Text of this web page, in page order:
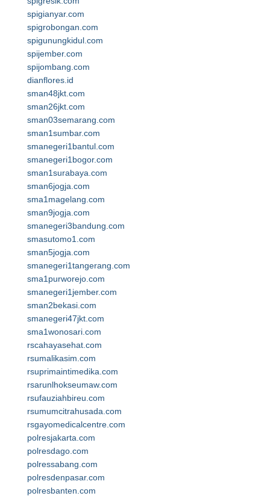
spigianyar.com
spigrobongan.com
spigunungkidul.com
spijember.com
spijombang.com
dianflores.id
sman48jkt.com
sman26jkt.com
sman03semarang.com
sman1sumbar.com
smanegeri1bantul.com
smanegeri1bogor.com
sman1surabaya.com
sman6jogja.com
sma1magelang.com
sman9jogja.com
smanegeri3bandung.com
smasutomo1.com
sman5jogja.com
smanegeri1tangerang.com
sma1purworejo.com
smanegeri1jember.com
sman2bekasi.com
smanegeri47jkt.com
sma1wonosari.com
rscahayasehat.com
rsumalikasim.com
rsuprimaintimedika.com
rsarunlhokseumaw.com
rsufauziahbireu.com
rsumumcitrahusada.com
rsgayomedicalcentre.com
polresjakarta.com
polresdago.com
polressabang.com
polresdenpasar.com
polresbanten.com